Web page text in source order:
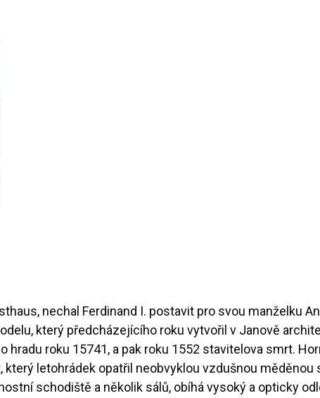
nechal Ferdinand I. postavit pro svou manželku
který předcházejícího roku vytvořil v Janově
hradu roku 15741, a pak roku 1552 stavitelova smrt.
letohrádek opatřil neobvyklou vzdušnou
schodiště a několik sálů, obíhá vysoký a opticky